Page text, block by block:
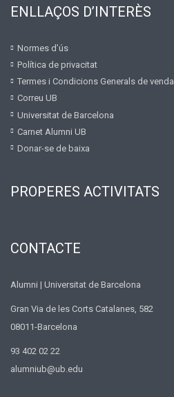
ENLLAÇOS D’INTERÈS
Normes d’ús
Política de privacitat
Termes i Condicions Generals de venda
Correu UB
Universitat de Barcelona
Carnet Alumni UB
Donar-se de baixa
PROPERES ACTIVITATS
CONTACTE
Alumni | Universitat de Barcelona
Gran Via de les Corts Catalanes, 582
08011-Barcelona
93 402 02 22
alumniub@ub.edu